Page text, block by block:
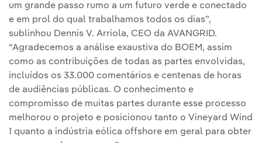
um grande passo rumo a um futuro verde e conectado
e em prol do qual trabalhamos todos os dias”,
sublinhou Dennis V. Arriola, CEO da AVANGRID.
“Agradecemos a análise exaustiva do BOEM, assim
como as contribuições de todas as partes envolvidas,
incluídos os 33.000 comentários e centenas de horas
de audiências públicas. O conhecimento e
compromisso de muitas partes durante esse processo
melhorou o projeto e posicionou tanto o Vineyard Wind
1 quanto a indústria eólica offshore em geral para obter